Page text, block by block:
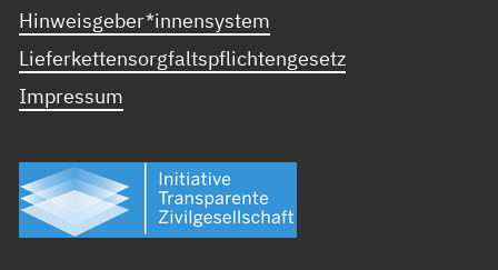
Hinweisgeber*innensystem
Lieferkettensorgfaltspflichtengesetz
Impressum